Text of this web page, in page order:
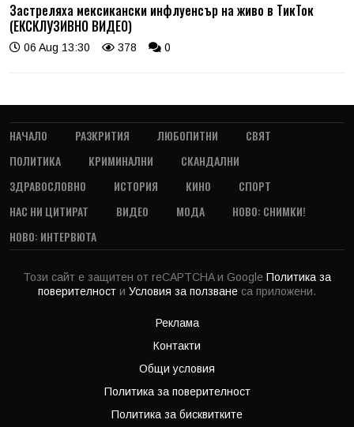
Застреляха мексикански инфлуенсър на живо в ТикТок
(ЕКСКЛУЗИВНО ВИДЕО)
06 Aug 13:30 378 0
НАЧАЛО РАЗКРИТИЯ ЛЮБОПИТНИ
СВЯТ
ПОЛИТИКА
КРИМИНАЛНИ
СКАНДАЛНИ
ЗДРАВОСЛОВНО
ИСТОРИЯ КИНО
СПОРТ
НАС НИ ЦИТИРАТ
ВИДЕО МОДА
НОВО: СНИМКИ!
НОВО: ИНТЕРВЮТА
Този сайт е защитен от reCAPTCHA и Google Политика за
поверителност и Условия за ползване са приложени.
Реклама
Контакти
Общи условия
Политика за поверителност
Политика за бисквитките